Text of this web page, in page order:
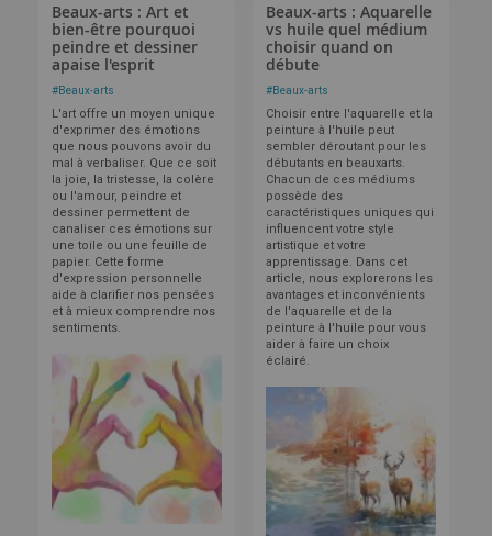
Beaux-arts : Art et
bien-être pourquoi
peindre et dessiner
apaise l'esprit
#Beaux-arts
L'art offre un moyen unique
d'exprimer des émotions
que nous pouvons avoir du
mal à verbaliser. Que ce soit
la joie, la tristesse, la colère
ou l'amour, peindre et
dessiner permettent de
canaliser ces émotions sur
une toile ou une feuille de
papier. Cette forme
d'expression personnelle
aide à clarifier nos pensées
et à mieux comprendre nos
sentiments.
Beaux-arts : Aquarelle
vs huile quel médium
choisir quand on
débute
#Beaux-arts
Choisir entre l'aquarelle et la
peinture à l'huile peut
sembler déroutant pour les
débutants en beauxarts.
Chacun de ces médiums
possède des
caractéristiques uniques qui
influencent votre style
artistique et votre
apprentissage. Dans cet
article, nous explorerons les
avantages et inconvénients
de l'aquarelle et de la
peinture à l'huile pour vous
aider à faire un choix
éclairé.